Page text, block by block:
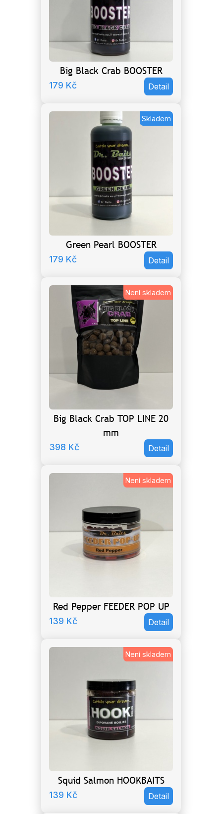
Big Black Crab BOOSTER
179 Kč Detail
Skladem
Green Pearl BOOSTER
179 Kč Detail
Není skladem
Big Black Crab TOP LINE 20
mm
398 Kč Detail
Není skladem
Red Pepper FEEDER POP UP
139 Kč Detail
Není skladem
Squid Salmon HOOKBAITS
139 Kč Detail